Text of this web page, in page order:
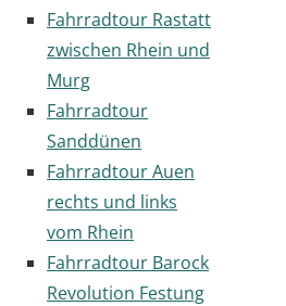
Fahrradtour Rastatt
zwischen Rhein und
Murg
Fahrradtour
Sanddünen
Fahrradtour Auen
rechts und links
vom Rhein
Fahrradtour Barock
Revolution Festung